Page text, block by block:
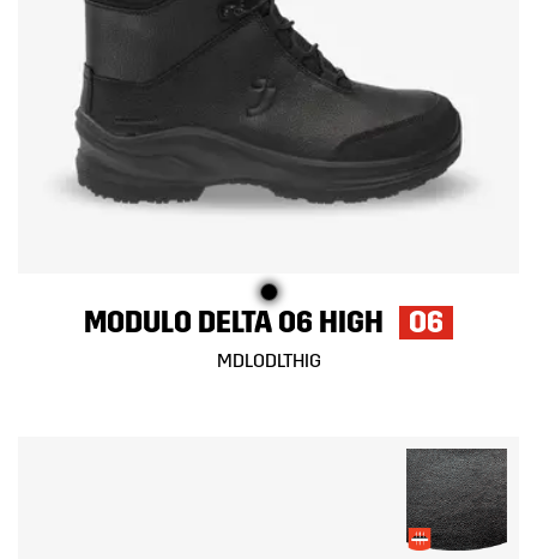
MODULO DELTA O6 HIGH O6
MDLODLTHIG